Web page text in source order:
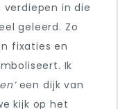
in die
geleerd. Zo
fixaties en
Ik
een dijk van
kijk op het